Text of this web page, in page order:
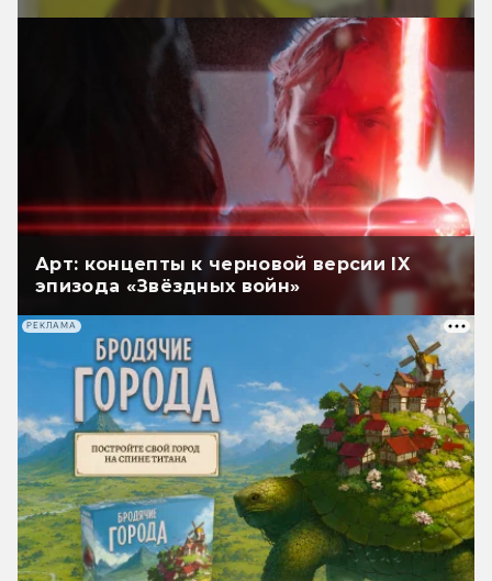
Арт: концепты к черновой версии IX
эпизода «Звёздных войн»
РЕКЛАМА